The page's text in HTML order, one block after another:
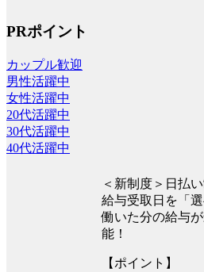
PRポイント
カップル歓迎
男性活躍中
女性活躍中
20代活躍中
30代活躍中
40代活躍中
＜新制度＞日払
給与受取日を「選
働いた分の給与
能！
【ポイント】